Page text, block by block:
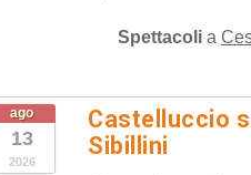
Spettacoli a
ago
13
2026
Castelluccio
Sibillini